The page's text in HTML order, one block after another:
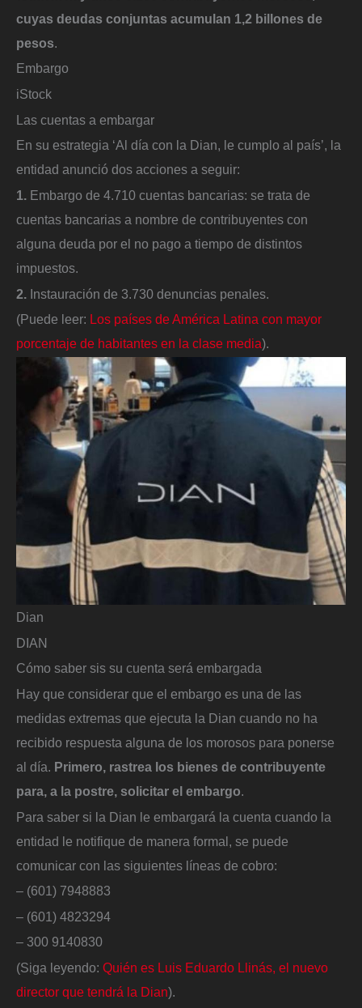
cuyas deudas conjuntas acumulan 1,2 billones de
pesos.
Embargo
iStock
Las cuentas a embargar
En su estrategia ‘Al día con la Dian, le cumplo al país’, la
entidad anunció dos acciones a seguir:
1. Embargo de 4.710 cuentas bancarias: se trata de
cuentas bancarias a nombre de contribuyentes con
alguna deuda por el no pago a tiempo de distintos
impuestos.
2. Instauración de 3.730 denuncias penales.
(Puede leer: Los países de América Latina con mayor
porcentaje de habitantes en la clase media).
Dian
DIAN
Cómo saber sis su cuenta será embargada
Hay que considerar que el embargo es una de las
medidas extremas que ejecuta la Dian cuando no ha
recibido respuesta alguna de los morosos para ponerse
al día. Primero, rastrea los bienes de contribuyente
para, a la postre, solicitar el embargo.
Para saber si la Dian le embargará la cuenta cuando la
entidad le notifique de manera formal, se puede
comunicar con las siguientes líneas de cobro:
– (601) 7948883
– (601) 4823294
– 300 9140830
(Siga leyendo: Quién es Luis Eduardo Llinás, el nuevo
director que tendrá la Dian).